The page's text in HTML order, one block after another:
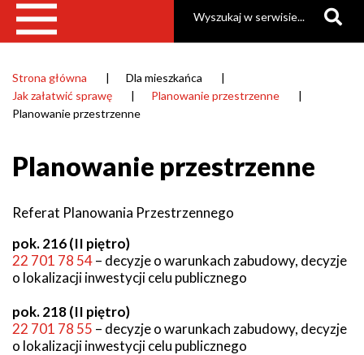
Ścieżka
nawigacyjna
Strona główna
Dla mieszkańca
Jak załatwić sprawę
Planowanie przestrzenne
Planowanie przestrzenne
Planowanie przestrzenne
Referat Planowania Przestrzennego
pok. 216 (II piętro)
22 701 78 54– decyzje o warunkach zabudowy, decyzje
o lokalizacji inwestycji celu publicznego
pok. 218 (II piętro)
22 701 78 55 – decyzje o warunkach zabudowy, decyzje
o lokalizacji inwestycji celu publicznego